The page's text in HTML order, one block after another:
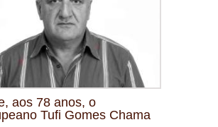
aos 78 anos, o
Tufi Gomes Chama